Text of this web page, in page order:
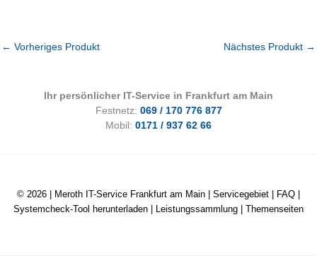
← Vorheriges Produkt Nächstes Produkt →
Ihr persönlicher IT-Service in Frankfurt am Main
Festnetz: 069 / 170 776 877
Mobil: 0171 / 937 62 66
© 2026 | Meroth IT-Service Frankfurt am Main Servicegebiet FAQ
Systemcheck-Tool herunterladen
Leistungssammlung Themenseiten